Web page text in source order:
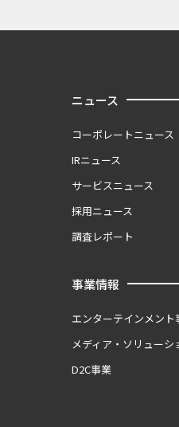
ニュース
コーポレートニュース
IRニュース
サービスニュース
採用ニュース
調査レポート
事業情報
エンターテインメント
メディア・ソリューシ
D2C事業